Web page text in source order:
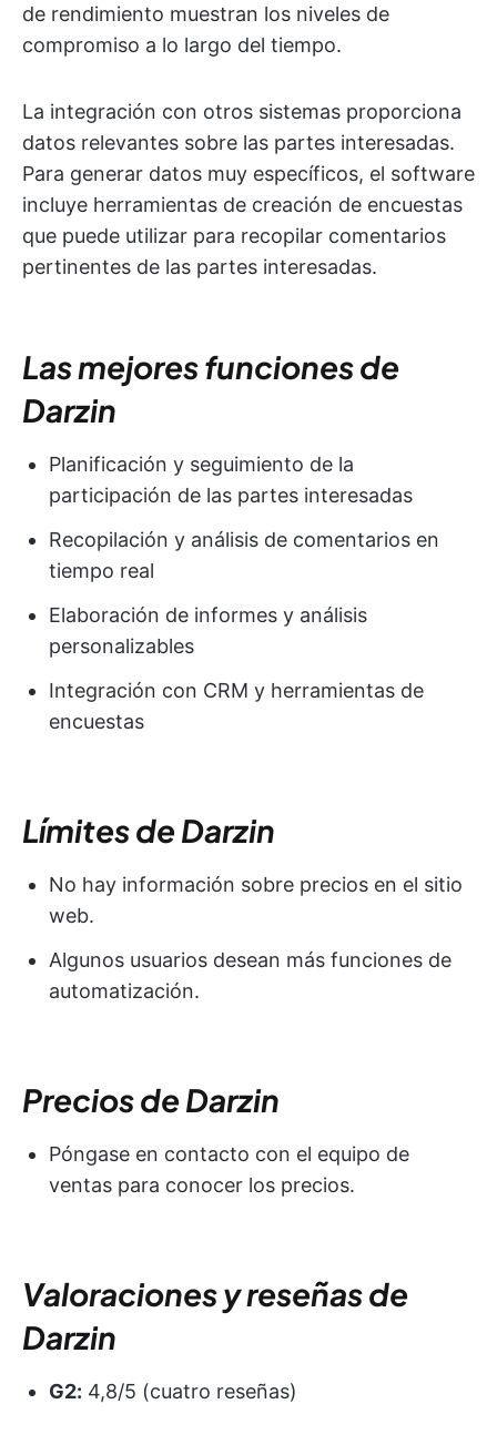
de rendimiento muestran los niveles de
compromiso a lo largo del tiempo.
La integración con otros sistemas proporciona
datos relevantes sobre las partes interesadas.
Para generar datos muy específicos, el software
incluye herramientas de creación de encuestas
que puede utilizar para recopilar comentarios
pertinentes de las partes interesadas.
Las mejores funciones de
Darzin
Planificación y seguimiento de la
participación de las partes interesadas
Recopilación y análisis de comentarios en
tiempo real
Elaboración de informes y análisis
personalizables
Integración con CRM y herramientas de
encuestas
Límites de Darzin
No hay información sobre precios en el sitio
web.
Algunos usuarios desean más funciones de
automatización.
Precios de Darzin
Póngase en contacto con el equipo de
ventas para conocer los precios.
Valoraciones y reseñas de
Darzin
G2: 4,8/5 (cuatro reseñas)